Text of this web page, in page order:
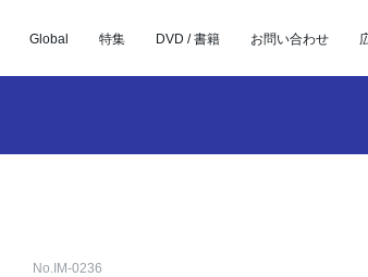
Global 特集 DVD / 書籍 お問い合わせ
No.IM-0236